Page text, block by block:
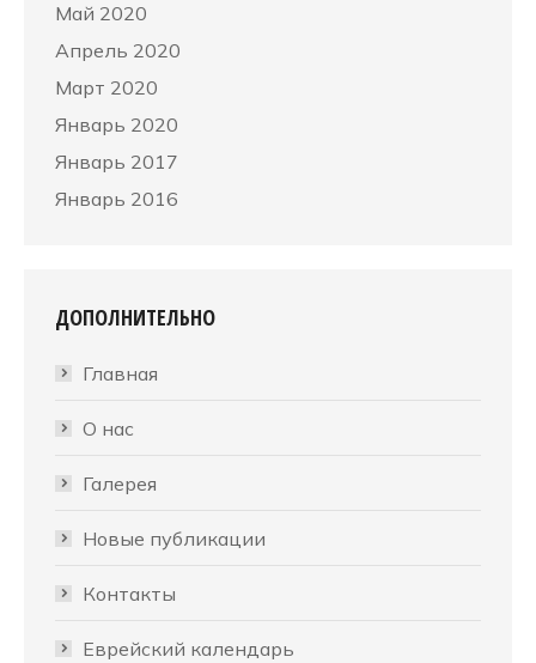
Май 2020
Апрель 2020
Март 2020
Январь 2020
Январь 2017
Январь 2016
ДОПОЛНИТЕЛЬНО
Главная
О нас
Галерея
Новые публикации
Контакты
Еврейский календарь